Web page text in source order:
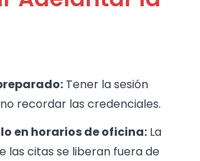
Tener la sesión
recordar las credenciales.
en horarios de oficina: La
las citas se liberan fuera de